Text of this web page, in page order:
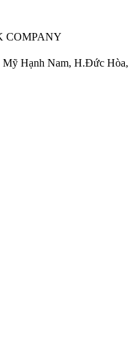
COMPANY
Hạnh Nam, H.Đức Hòa,